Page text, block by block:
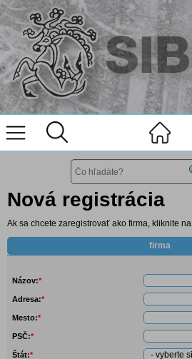
Nová registrácia
Ak sa chcete zaregistrovať ako firma, kliknite na
firma
Názov:*
Adresa:*
Mesto:*
PSČ:*
Štát:*